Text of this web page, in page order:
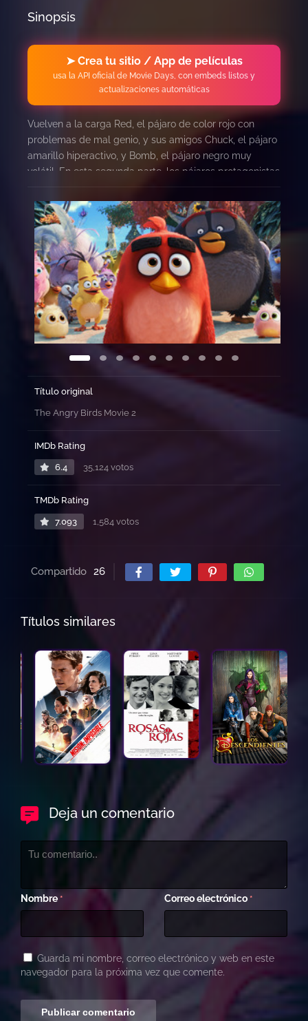
Sinopsis
➤ Crea tu sitio / App de películas
usa la API oficial de Movie Days, con embeds listos y
actualizaciones automáticas
Vuelven a la carga Red, el pájaro de color rojo con
problemas de mal genio, y sus amigos Chuck, el pájaro
amarillo hiperactivo, y Bomb, el pájaro negro muy
volátil. En esta segunda parte, los pájaros protagonistas
conflicto a un nuevo nivel. Y es que, aparecerá una
nueva y malvada villana: Zeta, un pájaro que vive en
una isla helada. Cuando Zeta lance una bola de hielo
sobre la isla en la que se encuentran Red y compañía,
nuestros protagonistas tendrán que hacer frente a esta
nueva amenaza.
Título original
The Angry Birds Movie 2
IMDb Rating
6.4 35,124 votos
TMDb Rating
7.093 1,584 votos
Compartido 26
Títulos similares
Deja un comentario
Nombre * Correo electrónico *
Guarda mi nombre, correo electrónico y web en este
navegador para la próxima vez que comente.